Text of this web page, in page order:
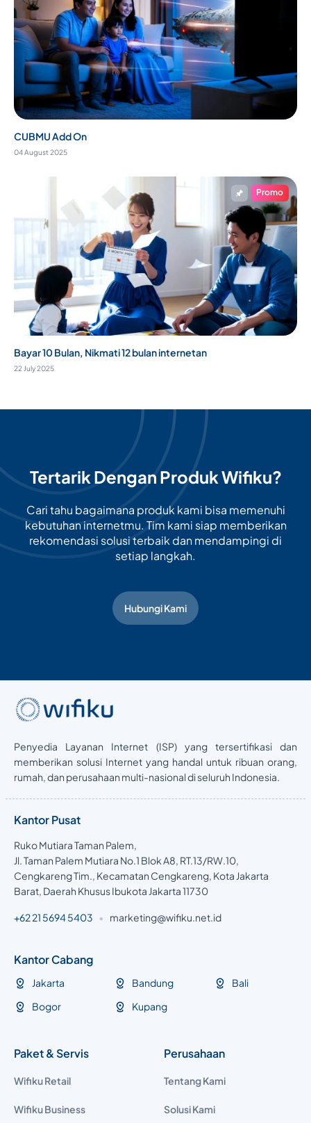
CUBMU Add On
04 August 2025
Promo
Bayar 10 Bulan, Nikmati 12 bulan internetan
22 July 2025
Tertarik Dengan Produk Wifiku?
Cari tahu bagaimana produk kami bisa memenuhi
kebutuhan internetmu. Tim kami siap memberikan
rekomendasi solusi terbaik dan mendampingi di
setiap langkah.
Hubungi Kami
Penyedia Layanan Internet (ISP) yang tersertifikasi dan
memberikan solusi Internet yang handal untuk ribuan orang,
rumah, dan perusahaan multi-nasional di seluruh Indonesia.
Kantor Pusat
Ruko Mutiara Taman Palem,
Jl. Taman Palem Mutiara No.1 Blok A8, RT.13/RW.10,
Cengkareng Tim., Kecamatan Cengkareng, Kota Jakarta
Barat, Daerah Khusus Ibukota Jakarta 11730
+62 21 5694 5403 • marketing@wifiku.net.id
Kantor Cabang
Jakarta
Bogor
Bandung
Kupang
Bali
Paket & Servis
Wifiku Retail
Wifiku Business
Perusahaan
Tentang Kami
Solusi Kami